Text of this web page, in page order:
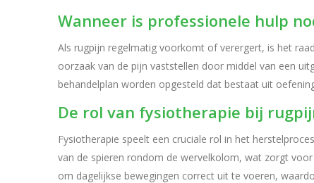
Wanneer is professionele hulp
Als rugpijn regelmatig voorkomt of verergert, is het
oorzaak van de pijn vaststellen door middel van een
behandelplan worden opgesteld dat bestaat uit
De rol van fysiotherapie bij
Fysiotherapie speelt een cruciale rol in het
van de spieren rondom de wervelkolom, wat zorgt
om dagelijkse bewegingen correct uit te voeren,